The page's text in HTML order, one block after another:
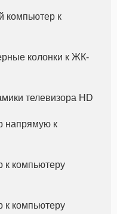
компьютер к
колонки к ЖК-
телевизора HD
напрямую к
к компьютеру
к компьютеру